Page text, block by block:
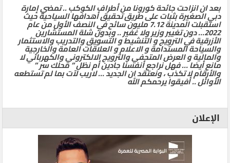
بعد ان انزاحت جائحة كورونا من أطراف الكوكب .. تمضي إمارة
دبي الصغيرة بثبات على طريق تحقيق أهدافها السياحية حيث
استقبلت المدينة 7.12 مليون سائح في النصف الأول من عام
2022… دون تغيير وزير ولا غفير .. وبدون شلة المستشارين
الأزرقية في الترويج و التنشيط و التسويق والتدريب والاستثمار
والسياحة المستدامة و الاعلام و العلاقات العامة والخارجية
والمالية و العرض المتحفي والترويج الالكتروني والكهربائي لا
مانع أيضا … فهل نراجع أنفسنا جادين أم نظل ” محلك سر ”
والأرقام لا تكذب ، ونعتقد ان الجديد … لاريب لآت بما لم تستطعه
الأوائل .. أفيقوا يرحمكم الله
الإعلان